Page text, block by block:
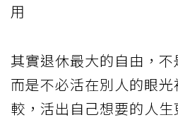
用
其實退休最大的自由，不
而是不必活在別人的眼
較，活出自己想要的人生